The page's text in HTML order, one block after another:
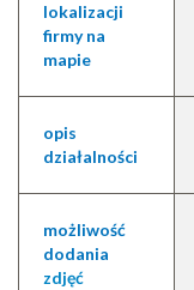
lokalizacji
firmy na
mapie
opis
działalności
możliwość
dodania
zdjęć